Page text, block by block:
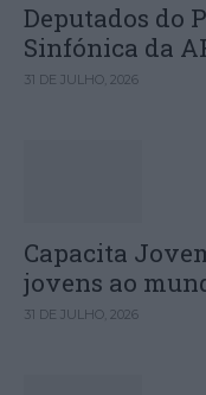
Deputados do
Sinfónica da
31 DE JULHO, 2026
Capacita
jovens ao
31 DE JULHO, 2026